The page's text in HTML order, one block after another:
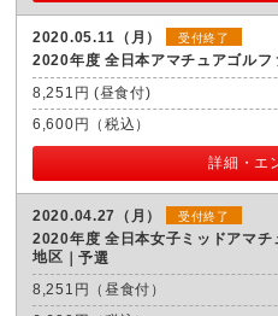
2020.05.11（月） 受付終了
2020年度 全日本アマチュアゴルフ
8,251円 (昼食付)
6,600円（税込）
詳細・エ
2020.04.27（月） 受付終了
2020年度 全日本女子ミッドアマ
地区
予選
8,251円（昼食付）